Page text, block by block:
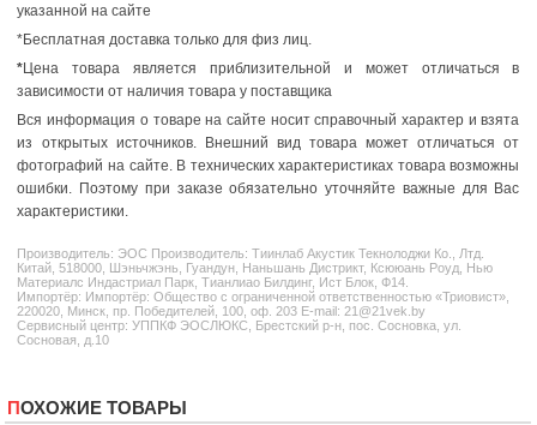
указанной на сайте
*Бесплатная доставка только для физ лиц.
*Цена товара является приблизительной и может отличаться в
зависимости от наличия товара у поставщика
Вся информация о товаре на сайте носит справочный характер и взята
из открытых источников. Внешний вид товара может отличаться от
фотографий на сайте. В технических характеристиках товара возможны
ошибки. Поэтому при заказе обязательно уточняйте важные для Вас
характеристики.
Производитель: ЭОС Производитель: Тиинлаб Акустик Текнолоджи Ко., Лтд.
Китай, 518000, Шэньчжэнь, Гуандун, Наньшань Дистрикт, Ксююань Роуд, Нью
Материалс Индастриал Парк, Тианлиао Билдинг, Ист Блок, Ф14.
Импортёр: Импортёр: Общество с ограниченной ответственностью «Триовист»,
220020, Минск, пр. Победителей, 100, оф. 203 E-mail: 21@21vek.by
Сервисный центр: УППКФ ЭОСЛЮКС, Брестский р-н, пос. Сосновка, ул.
Сосновая, д.10
ПОХОЖИЕ ТОВАРЫ